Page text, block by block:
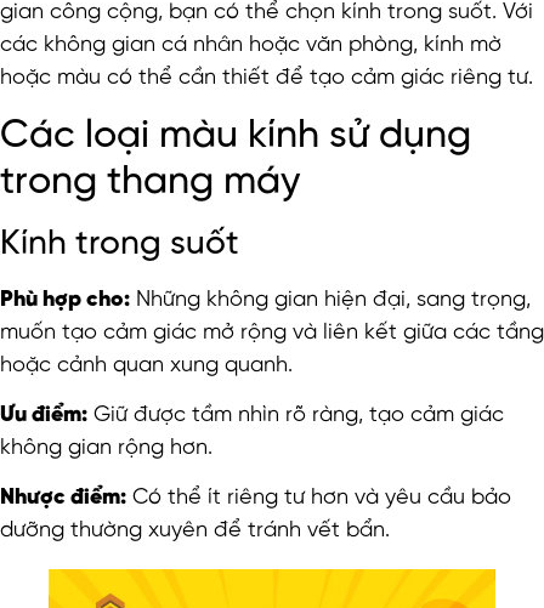
gian công cộng, bạn có thể chọn kính trong suốt. Với
các không gian cá nhân hoặc văn phòng, kính mờ
hoặc màu có thể cần thiết để tạo cảm giác riêng tư.
Các loại màu kính sử dụng
trong thang máy
Kính trong suốt
Phù hợp cho: Những không gian hiện đại, sang trọng,
muốn tạo cảm giác mở rộng và liên kết giữa các tầng
hoặc cảnh quan xung quanh.
Ưu điểm: Giữ được tầm nhìn rõ ràng, tạo cảm giác
không gian rộng hơn.
Nhược điểm: Có thể ít riêng tư hơn và yêu cầu bảo
dưỡng thường xuyên để tránh vết bẩn.